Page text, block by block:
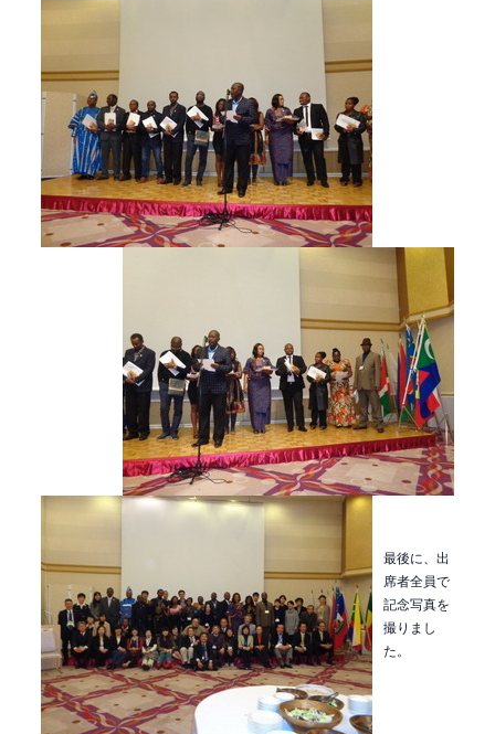
最後に、出
席者全員で
記念写真を
撮りまし
た。